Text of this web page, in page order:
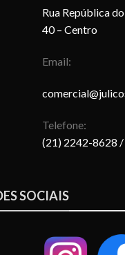
Rua República
40 – Centro
Email:
Telefone:
(21) 2242-8628
SOCIAIS